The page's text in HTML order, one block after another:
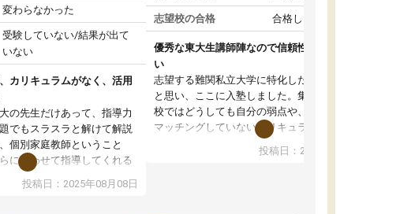
変わらなかった
受験していない/結果が出て
いない
カリキュラムがなく、活用
の先生だけあって、指導力
でもスラスラと解けて解説
個別家庭教師ということ
に合わせて指導してくれる
リキュラムがない。当方
習をするため、学校の教科
投稿日：2025年08月08日
志望校の合格 合格した
優秀な東大生講師陣なので信頼性や安心感が高
い
志望する難関私立大学に特化した準備をしたい
と思い、ここに入塾しました。集団指導の予備
校ではどうしても自分の弱点や、志望校対策に
マッチングしていないカリキュラムに不安を感
また受験のノウハウを蓄積している優秀な東大
投稿日：2024年02月19日